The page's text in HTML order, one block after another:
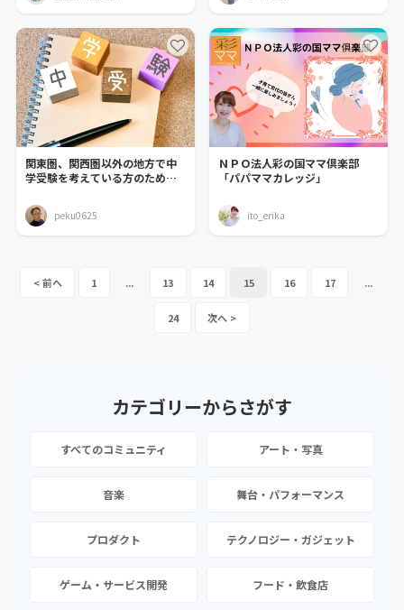
関東圏、関西圏以外の地方で中
学受験を考えている方のための
peku0625
ＮＰＯ法人彩の国ママ倶楽部
「パパママカレッジ」
ito_erika
1 ... 13 14 15 16 17 ...
24
カテゴリーからさがす
すべてのコミュニティ アート・写真
音楽 舞台・パフォーマンス
プロダクト テクノロジー・ガジェット
ゲーム・サービス開発 フード・飲食店